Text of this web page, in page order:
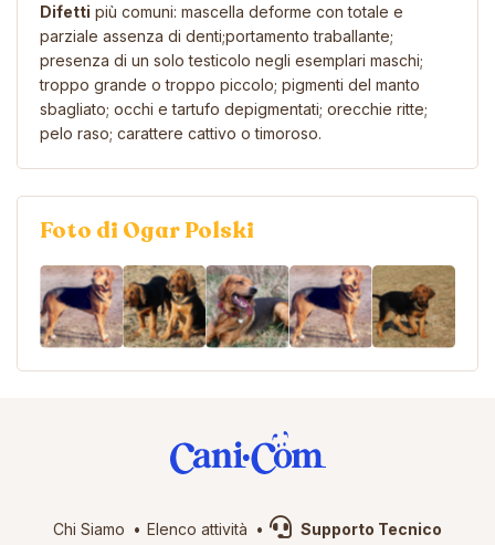
Difetti più comuni: mascella deforme con totale e
parziale assenza di denti;portamento traballante;
presenza di un solo testicolo negli esemplari maschi;
troppo grande o troppo piccolo; pigmenti del manto
sbagliato; occhi e tartufo depigmentati; orecchie ritte;
pelo raso; carattere cattivo o timoroso.
Foto di Ogar Polski
Chi Siamo Elenco attività Supporto Tecnico